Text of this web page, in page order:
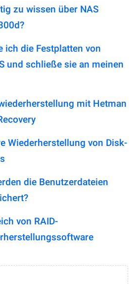
zu wissen über NAS
ich die Festplatten von
und schließe sie an meinen
mit Hetman
Wiederherstellung von Disk-
die Benutzerdateien
von RAID-